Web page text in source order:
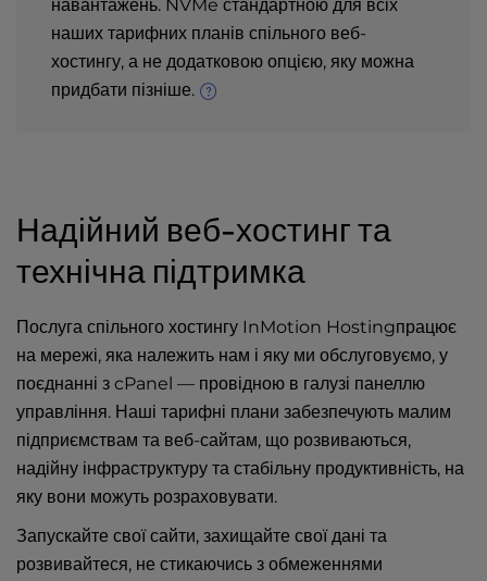
навантажень. NVMe стандартною для всіх
наших тарифних планів спільного веб-
хостингу, а не додатковою опцією, яку можна
придбати пізніше.
Надійний веб-хостинг та
технічна підтримка
Послуга спільного хостингу InMotion Hostingпрацює
на мережі, яка належить нам і яку ми обслуговуємо, у
поєднанні з cPanel — провідною в галузі панеллю
управління. Наші тарифні плани забезпечують малим
підприємствам та веб-сайтам, що розвиваються,
надійну інфраструктуру та стабільну продуктивність, на
яку вони можуть розраховувати.
Запускайте свої сайти, захищайте свої дані та
розвивайтеся, не стикаючись з обмеженнями